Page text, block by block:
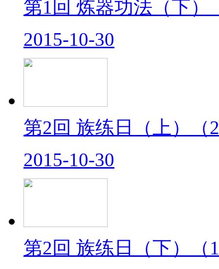
第1回 炼器功法（下）
2015-10-30
第2回 族练日（上）
2015-10-30
第2回 族练日（下）